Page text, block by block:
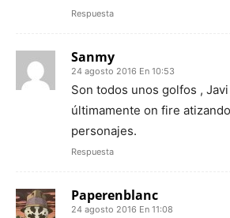
Respuesta
Sanmy
24 agosto 2016 En 10:53
Son todos unos golfos ,
últimamente on fire
personajes.
Respuesta
Paperenblanc
24 agosto 2016 En 11:08